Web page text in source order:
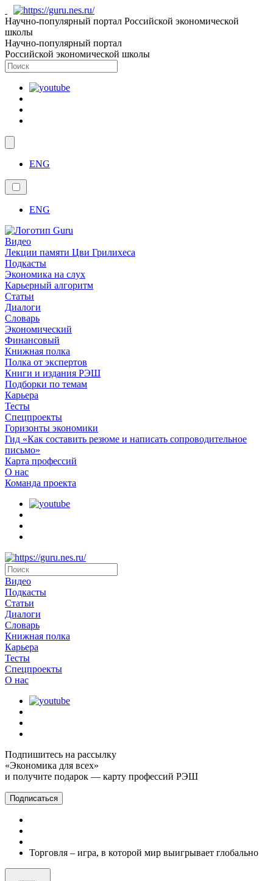
Научно-популярный портал Российской экономической
школы
Научно-популярный портал
Российской экономической школы
ENG
ENG
Видео
Лекции памяти Цви Грилихеса
Подкасты
Экономика на слух
Карьерный алгоритм
Статьи
Диалоги
Словарь
Экономический
Финансовый
Книжная полка
Полка от экспертов
Книги и издания РЭШ
Подборки по темам
Карьера
Тесты
Спецпроекты
Горизонты экономики
Гид «Как составить резюме и написать сопроводительное
письмо»
Карта профессий
О наc
Команда проекта
Видео
Подкасты
Статьи
Диалоги
Словарь
Книжная полка
Карьера
Тесты
Спецпроекты
О наc
Подпишитесь на рассылку
«Экономика для всех»
и получите подарок — карту профессий РЭШ
Подписаться
Торговля – игра, в которой мир выигрывает глобально